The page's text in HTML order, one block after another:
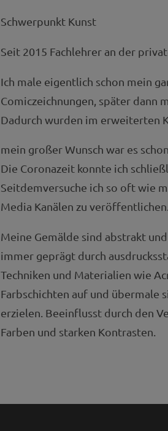
Schwerpunkt Kunst
Seit 2015 Fachlehrer an der
Ich male eigentlich schon mein
Comiczeichnungen, später dann
Dadurch wurden im erweiterten
mein großer Wunsch war es
Die Coronazeit konnte ich
Seitdemversuche ich so oft wie
Media Kanälen zu veröffentlichen.
Meine Gemälde sind abstrakt
immer geprägt durch
Techniken und Materialien wie
Farbschichten auf und übermale
erzielen. Beeinflusst durch den
Farben und starken Kontrasten.